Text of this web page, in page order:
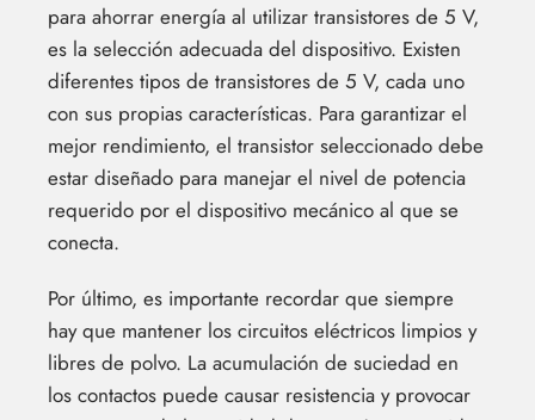
para ahorrar energía al utilizar transistores de 5 V,
es la selección adecuada del dispositivo. Existen
diferentes tipos de transistores de 5 V, cada uno
con sus propias características. Para garantizar el
mejor rendimiento, el transistor seleccionado debe
estar diseñado para manejar el nivel de potencia
requerido por el dispositivo mecánico al que se
conecta.
Por último, es importante recordar que siempre
hay que mantener los circuitos eléctricos limpios y
libres de polvo. La acumulación de suciedad en
los contactos puede causar resistencia y provocar